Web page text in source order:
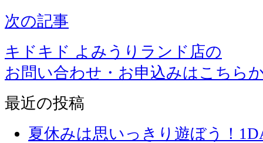
次の記事
キドキド よみうりランド店の
お問い合わせ・お申込みはこちら
最近の投稿
夏休みは思いっきり遊ぼう！